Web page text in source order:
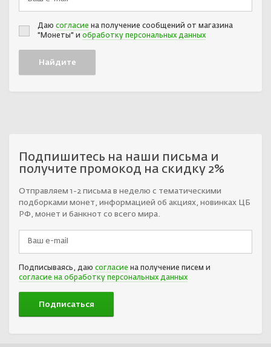
Даю согласие на получение сообщений от магазина
"Монеты" и обработку персональных данных
Подпишитесь на наши письма и
получите промокод на скидку 2%
Отправляем 1-2 письма в неделю с тематическими
подборками монет, информацией об акциях, новинках ЦБ
РФ, монет и банкнот со всего мира.
Подписываясь, даю согласие на получение писем и
согласие на обработку персональных данных